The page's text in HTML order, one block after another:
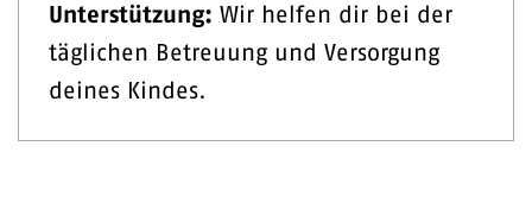
Unterstützung: Wir helfen dir bei der
täglichen Betreuung und Versorgung
deines Kindes.